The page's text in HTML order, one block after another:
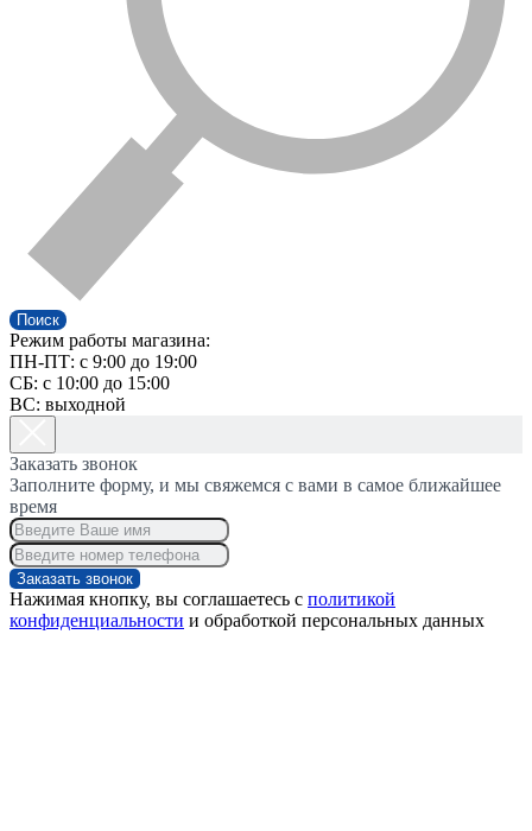
Поиск
Режим работы магазина:
ПН-ПТ: c 9:00 до 19:00
СБ: с 10:00 до 15:00
ВС: выходной
Заказать звонок
Заполните форму, и мы свяжемся с вами в самое ближайшее
время
Заказать звонок
Нажимая кнопку, вы соглашаетесь с политикой
конфиденциальности и обработкой персональных данных